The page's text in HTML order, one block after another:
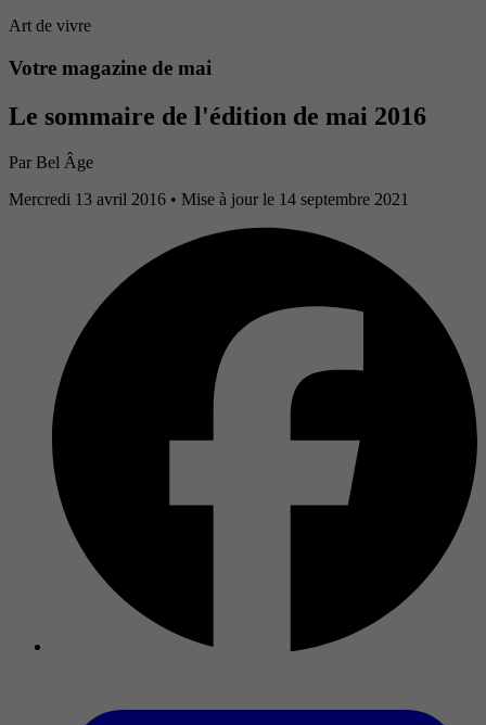
Art de vivre
Votre magazine de mai
Le sommaire de l'édition de mai 2016
Par Bel Âge
Mercredi 13 avril 2016 • Mise à jour le 14 septembre 2021